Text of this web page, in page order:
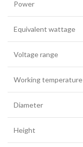
Power
Equivalent wattage
Voltage range
Working temperature
Diameter
Height